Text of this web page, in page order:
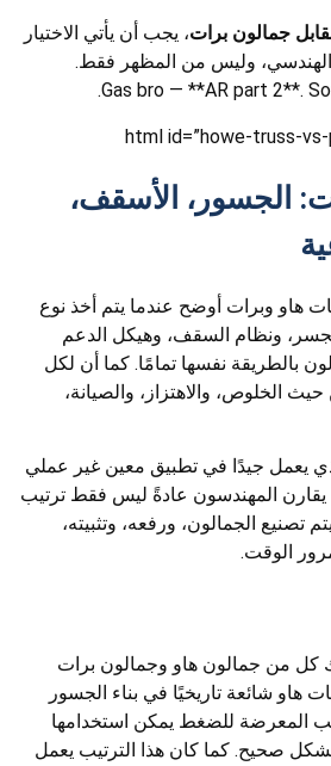
جمالون برات، يجب أن يأتي الاختيار
الهندسي، وليس من المظهر فقط.
Gas bro — **AR part 2**.
الجسور، الأسقف،
هاو وبرات أوضح عندما يتم أخذ نوع
ونظام السقف، وهيكل الدعم
بالطريقة نفسها تمامًا. كما أن لكل
الخلوص، والاهتزاز، والصيانة،
يعمل جيدًا في تطبيق معين غير عملي
يقارن المهندسون عادةً ليس فقط ترتيب
تصنيع الجمالون، ورفعه، وتثبيته،
الوقت.
كل من جمالون هاو وجمالون برات
هاو شائعة تاريخيًا في بناء الجسور
المعرضة للضغط يمكن استخدامها
بشكل صحيح. كما كان هذا الترتيب يعمل